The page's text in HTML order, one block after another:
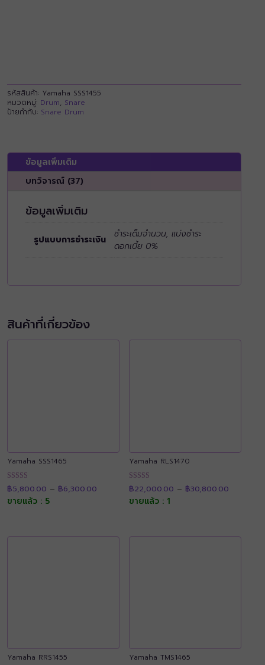
รหัสสินค้า: Yamaha SSS1455
หมวดหมู่: Drum, Snare
ป้ายกำกับ: Snare Drum
ข้อมูลเพิ่มเติม
บทวิจารณ์ (37)
ข้อมูลเพิ่มเติม
รูปแบบการชำระเงิน
ชำระเต็มจำนวน, แบ่งชำระ
ดอกเบี้ย 0%
สินค้าที่เกี่ยวข้อง
Yamaha SSS1465
ให้คะแนน
4.90
ตั้งแต่ 1-5
฿5,800.00 – ฿6,300.00
฿5,800.00
ขายแล้ว : 5
Yamaha RLS1470
ให้คะแนน
4.89
ตั้งแต่ 1-5
฿22,000.00 – ฿30,800.00range:
ขายแล้ว : 1
Yamaha RRS1455 Yamaha TMS1465